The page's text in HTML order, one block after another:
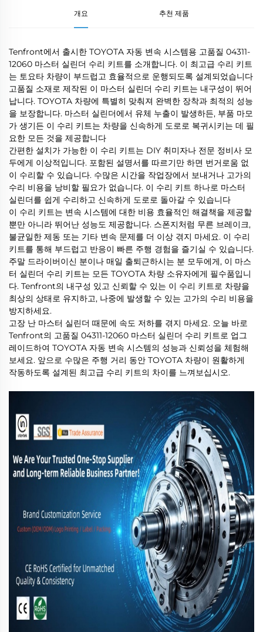
개요 추천 제품
Tenfront에서 출시한 TOYOTA 자동 변속 시스템용 고품질 04311-
12060 마스터 실린더 수리 키트를 소개합니다. 이 최고급 수리 키트
는 토요타 차량이 부드럽고 효율적으로 운행되도록 설계되었습니다
고품질 소재로 제작된 이 마스터 실린더 수리 키트는 내구성이 뛰어
납니다. TOYOTA 차량에 특별히 맞춰져 완벽한 장착과 최적의 성능
을 보장합니다. 마스터 실린더에서 유체 누출이 발생하든, 부품 마모
가 생기든 이 수리 키트는 차량을 신속하게 도로로 복귀시키는 데 필
요한 모든 것을 제공합니다
간편한 설치가 가능한 이 수리 키트는 DIY 취미자나 전문 정비사 모
두에게 이상적입니다. 포함된 설명서를 따르기만 하면 번거로움 없
이 수리할 수 있습니다. 수많은 시간을 작업장에서 보내거나 고가의
수리 비용을 낭비할 필요가 없습니다. 이 수리 키트 하나로 마스터
실린더를 쉽게 수리하고 신속하게 도로로 돌아갈 수 있습니다
이 수리 키트는 변속 시스템에 대한 비용 효율적인 해결책을 제공할
뿐만 아니라 뛰어난 성능도 제공합니다. 스폰지처럼 무른 브레이크,
불균일한 제동 또는 기타 변속 문제를 더 이상 겪지 마세요. 이 수리
키트를 통해 부드럽고 반응이 빠른 주행 경험을 즐기실 수 있습니다.
주말 드라이버이신 분이나 매일 출퇴근하시는 분 모두에게, 이 마스
터 실린더 수리 키트는 모든 TOYOTA 차량 소유자에게 필수품입니
다. Tenfront의 내구성 있고 신뢰할 수 있는 이 수리 키트로 차량을
최상의 상태로 유지하고, 나중에 발생할 수 있는 고가의 수리 비용을
방지하세요.
고장 난 마스터 실린더 때문에 속도 저하를 겪지 마세요. 오늘 바로
Tenfront의 고품질 04311-12060 마스터 실린더 수리 키트로 업그
레이드하여 TOYOTA 자동 변속 시스템의 성능과 신뢰성을 체험해
보세요. 앞으로 수많은 주행 거리 동안 TOYOTA 차량이 원활하게
작동하도록 설계된 최고급 수리 키트의 차이를 느껴보십시오.